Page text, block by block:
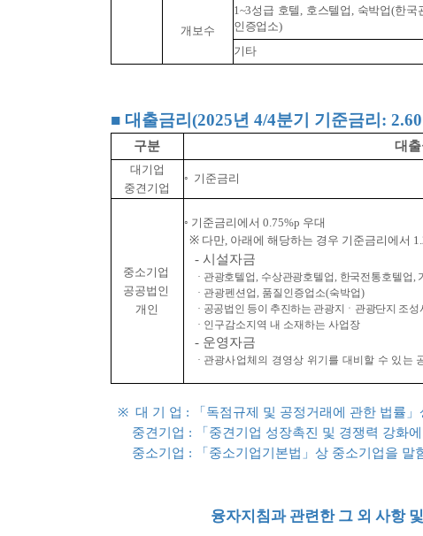
개보수
1~3성급 호텔, 호스텔업, 숙박업(한국
인증업소)
기타
■대출금리(2025년 4/4분기 기준금리:
구분 대출
대기업
중견기업
◦ 기준금리
중소기업
공공법인
개인
◦ 기준금리에서 0.75%p 우대
※다만, 아래에 해당하는 경우 기준금리에서
- 시설자금
· 관광호텔업, 수상관광호텔업, 한국전통호텔업,
· 관광펜션업, 품질인증업소(숙박업)
· 공공법인 등이 추진하는 관광지ㆍ관광단지 조
· 인구감소지역 내 소재하는 사업장
- 운영자금
· 관광사업체의 경영상 위기를 대비할 수 있는
※대 기 업 : 「독점규제 및 공정거래에 관한 법률
중견기업 : 「중견기업 성장촉진 및 경쟁력 강화
중소기업 : 「중소기업기본법」상 중소기업을 말
융자지침과 관련한 그 외 사항